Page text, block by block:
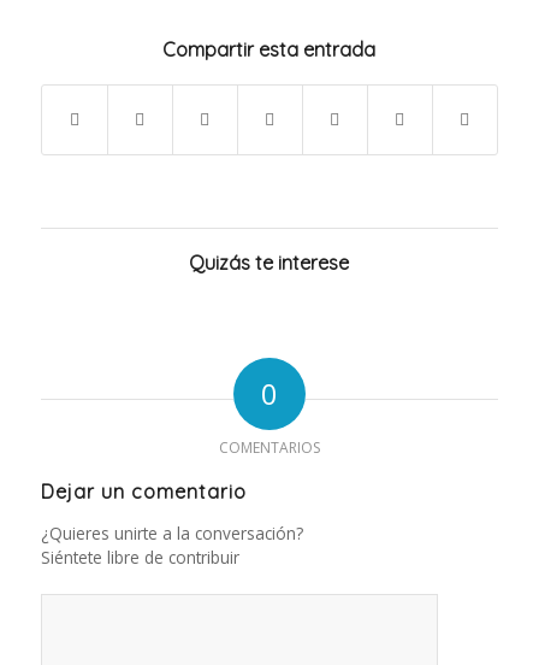
Compartir esta entrada
Quizás te interese
0
COMENTARIOS
Dejar un comentario
¿Quieres unirte a la conversación?
Siéntete libre de contribuir